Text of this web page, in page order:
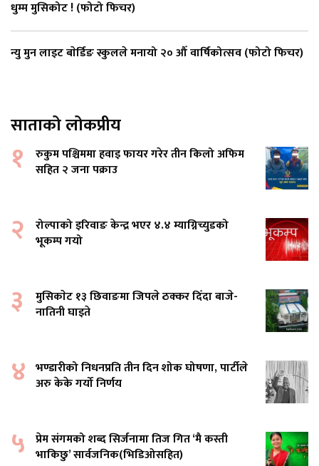
धुम्म मुसिकोट ! (फोटो फिचर)
न्यु मुन लाइट बाेर्डिङ स्कुलले मनायो २० औँ वार्षिकोत्सव (फोटो फिचर)
साताको लोकप्रीय
१
रुकुम पश्चिममा हवाइ फायर गरेर तीन किलो अफिम
सहित २ जना पक्राउ
२
रोल्पाको इरिवाङ केन्द्र भएर ४.४ म्याग्निच्युडको
भूकम्प गयो
३
मुसिकाेट १३ छिवाङमा जिपले ठक्कर दिँदा बाजे-
नातिनी घाइते
४ भण्डारीको निधनप्रति तीन दिन शोक घोषणा, पार्टीले
अरु केके गर्यो निर्णय
५ प्रेम संगमको शब्द सिर्जनामा तिज गित ‘मै कस्ती
भाकिछु’ सार्वजनिक(भिडिओसहित)